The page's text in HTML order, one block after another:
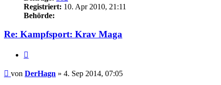
Registriert: 10. Apr 2010, 21:11
Behörde:
Re: Kampfsport: Krav Maga
Beitrag
von DerHagn » 4. Sep 2014, 07:05